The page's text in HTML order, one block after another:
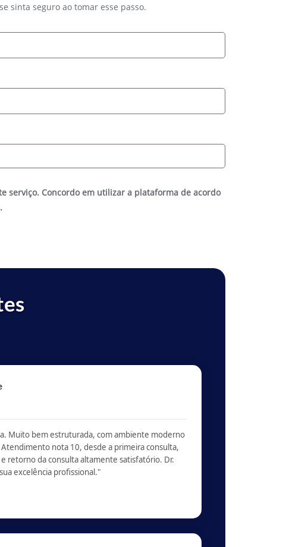
sinta seguro ao tomar esse passo.
serviço. Concordo em utilizar a plataforma de acordo
Muito bem estruturada, com ambiente moderno
nota 10, desde a primeira consulta,
retorno da consulta altamente satisfatório. Dr.
excelência profissional."